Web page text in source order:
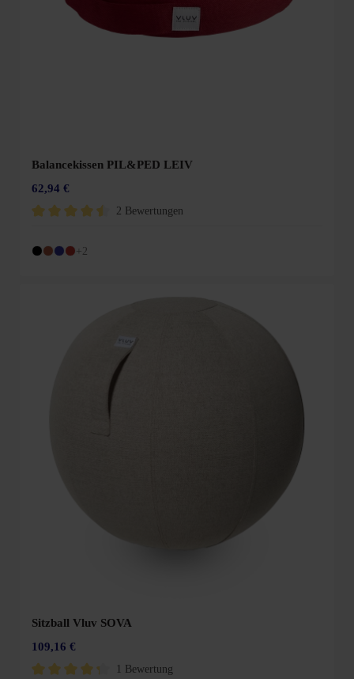
Balancekissen PIL&PED LEIV
62,94 €
2 Bewertungen
+2
Sitzball Vluv SOVA
109,16 €
1 Bewertung